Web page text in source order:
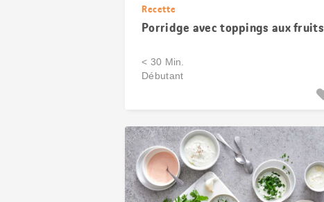
Recette
Porridge avec toppings aux fruits
< 30 Min.
Débutant